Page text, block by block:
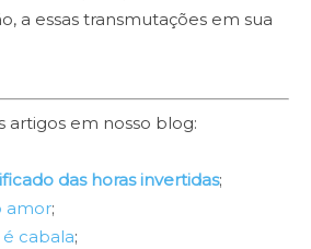
a essas transmutações em sua
artigos em nosso blog:
das horas invertidas;
amor;
cabala;